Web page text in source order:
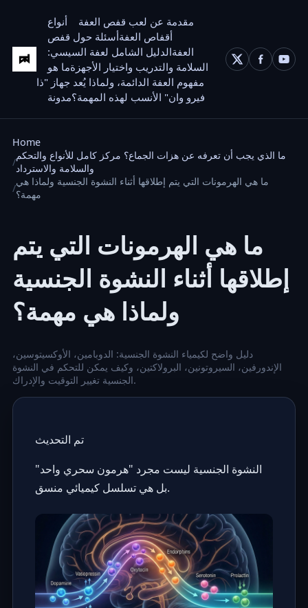
مقدمة عن لعب قفص العفة
أنواع
أقفاص العفةأسئلة حول قفص
العفةالدليل الشامل لعفة السيسي:
السلامة والتدريب واختيار الأجهزةما هو
مفهوم العفة الدائمة، ولماذا يُعد جهاز "ذا
فيرو وان" الأنسب لهذه المهمة؟مدونة
Home
ما الذي يجب أن تعرفه عن هزات الجماع؟ مركز كامل للأنواع والتحكم
والسلامة والاسترداد
ما هي الهرمونات التي يتم إطلاقها أثناء النشوة الجنسية ولماذا هي
مهمة؟
ما هي الهرمونات التي يتم
إطلاقها أثناء النشوة الجنسية
ولماذا هي مهمة؟
دليل واضح لكيمياء النشوة الجنسية: الدوبامين، الأوكسيتوسين،
الإندورفين، السيروتونين، البرولاكتين، وكيف يمكن للتحكم في النشوة
الجنسية تغيير التوقيت والإدراك.
تم التحديث
النشوة الجنسية ليست مجرد "هرمون سحري واحد"
بل هي تسلسل كيميائي منسق.